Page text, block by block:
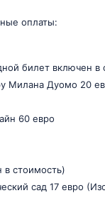
оплаты:
билет включен в
Милана Дуомо 20
60 евро
стоимость)
сад 17 евро